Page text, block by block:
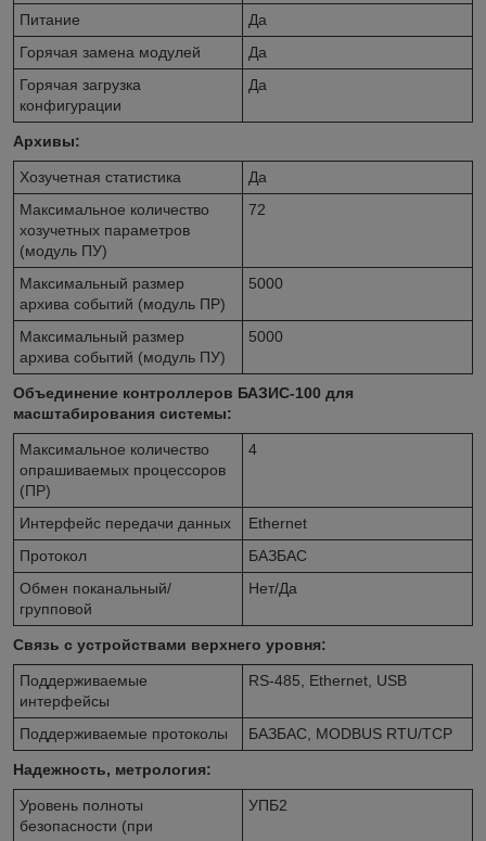
Питание
Да
Горячая замена модулей
Да
Горячая загрузка
конфигурации
Да
Архивы:
Хозучетная статистика
Да
Максимальное количество
хозучетных параметров
(модуль ПУ)
72
Максимальный размер
архива событий (модуль ПР)
5000
Максимальный размер
архива событий (модуль ПУ)
5000
Объединение контроллеров БАЗИС-100 для
масштабирования системы:
Максимальное количество
опрашиваемых процессоров
(ПР)
4
Интерфейс передачи данных
Ethernet
Протокол
БАЗБАС
Обмен поканальный/
групповой
Нет/Да
Связь с устройствами верхнего уровня:
Поддерживаемые
интерфейсы
RS-485, Ethernet, USB
Поддерживаемые протоколы БАЗБАС, MODBUS RTU/TCP
Надежность, метрология:
Уровень полноты
безопасности (при
УПБ2